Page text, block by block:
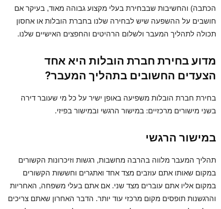
הכתבה) והחשיבות שבבחירת בעלי מקצוע גבוהה מאוד, בעיקר אם
חושבים על ההשפעה שיש לבחירה שלנו בחברת הובלות או אחסון
תכולה לתהליך המעבר ולשלום הרהיטים והחפצים האישיים שלנו.
מדוע בחירת חברת הובלות היא אחד
הצעדים החשובים בתהליך המעבר?
בחירת חברת הובלות משפיעה באופן ישיר על כל מי שעובר דירה
בשני מישורים מרכזיים: במישור הרגשי ובמישור בפיזי.
במישור הרגשי
תהליך המעבר מלווה בהרבה מחשבות, רגשות וזיכרונות הקשורים
במקום שאותו אתם עוזבים מצד אחד ואתגרים וחששות הקשורים
במקום אליו אתם עוברים מצד שני. אם אתם בעלי משפחה, האחריות
והרגשנות תופסים מקום מרכזי עוד יותר. הדבר האחרון שאתם צריכים